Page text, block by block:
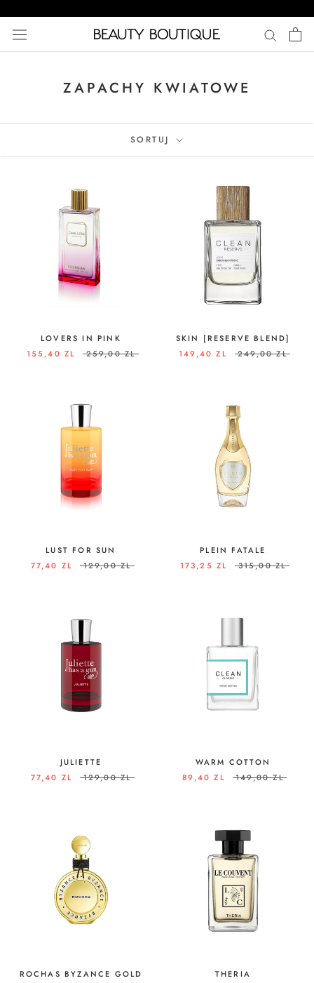
treści
ZAPACHY KWIATOWE
SORTUJ
LOVERS IN PINK
155,40 ZL
259,00 ZL
SKIN [RESERVE BLEND]
149,40 ZL
249,00 ZL
LUST FOR SUN
77,40 ZL
129,00 ZL
PLEIN FATALE
173,25 ZL
315,00 ZL
JULIETTE
77,40 ZL
129,00 ZL
WARM COTTON
89,40 ZL
149,00 ZL
ROCHAS BYZANCE GOLD
THERIA